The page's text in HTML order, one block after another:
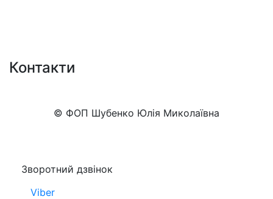
Контакти
© ФОП Шубенко Юлія Миколаївна
Зворотний дзвінок
Viber